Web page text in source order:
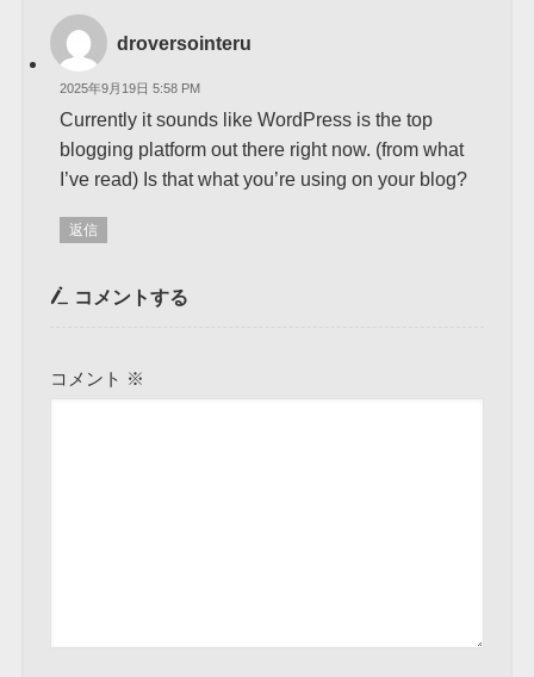
droversointeru
2025年9月19日 5:58 PM
Currently it sounds like WordPress is the top
blogging platform out there right now. (from what
I’ve read) Is that what you’re using on your blog?
返信
コメントする
コメント ※